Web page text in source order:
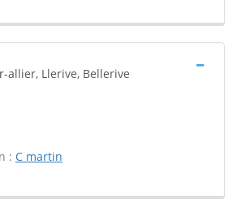
allier, Llerive, Bellerive
: C martin